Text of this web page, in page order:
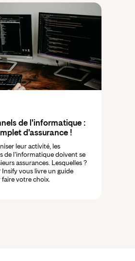
de l'informatique :
d'assurance !
leur activité, les
de l'informatique doivent se
assurances. Lesquelles ?
vous livre un guide
votre choix.